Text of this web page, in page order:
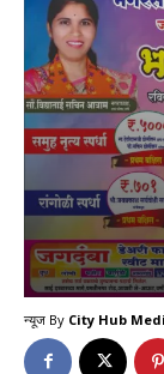
न्यूज By City Hub